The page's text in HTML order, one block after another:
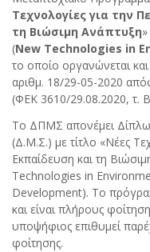
Τεχνολογίες για την
τη Βιώσιμη Ανάπτυξη»
(New Technologies in
το οποίο οργανώνεται
αριθμ. 18/29-05-2020
(ΦΕΚ 3610/29.08.2020, τ.
Το ΔΠΜΣ απονέμει
(Δ.Μ.Σ.) με τίτλο «Νέες
Εκπαίδευση και τη
Technologies in
Development). Το
και είναι πλήρους
υποψήφιος επιθυμεί
φοίτησης.